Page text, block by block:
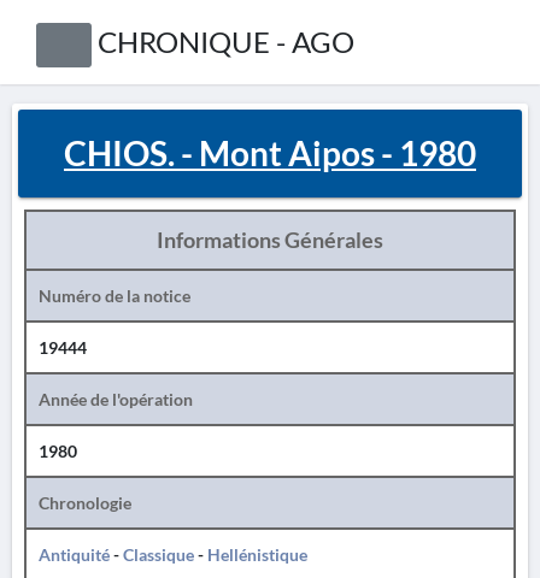
CHRONIQUE - AGO
CHIOS. - Mont Aipos - 1980
Informations Générales
Numéro de la notice
19444
Année de l'opération
1980
Chronologie
Antiquité-Classique- Hellénistique